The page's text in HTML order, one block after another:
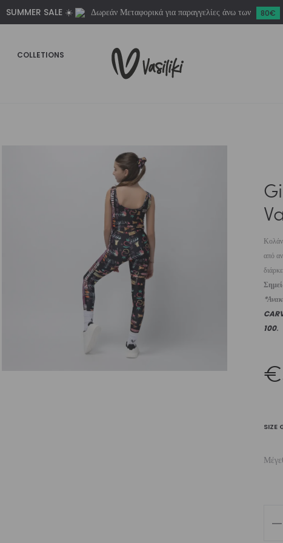
SUMMER SALE ☀️ Δωρεάν Μεταφορικά για παραγγελίες άνω των 80€
COLLETIONS
από
100.
€
SIZE
Vasiliki